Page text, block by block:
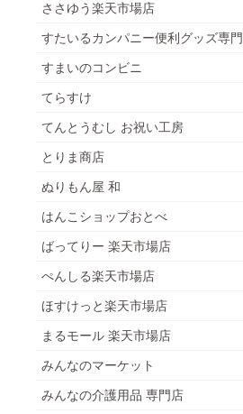
ささゆう楽天市場店
すたいるカンパニー便利グッズ専門
すまいのコンビニ
てらすけ
てんとうむし お祝い工房
とりま商店
ぬりもん屋 和
はんこショップおとべ
ばってりー 楽天市場店
ぺんしる楽天市場店
ほすけっと楽天市場店
まるモール 楽天市場店
みんなのマーケット
みんなの介護用品 専門店